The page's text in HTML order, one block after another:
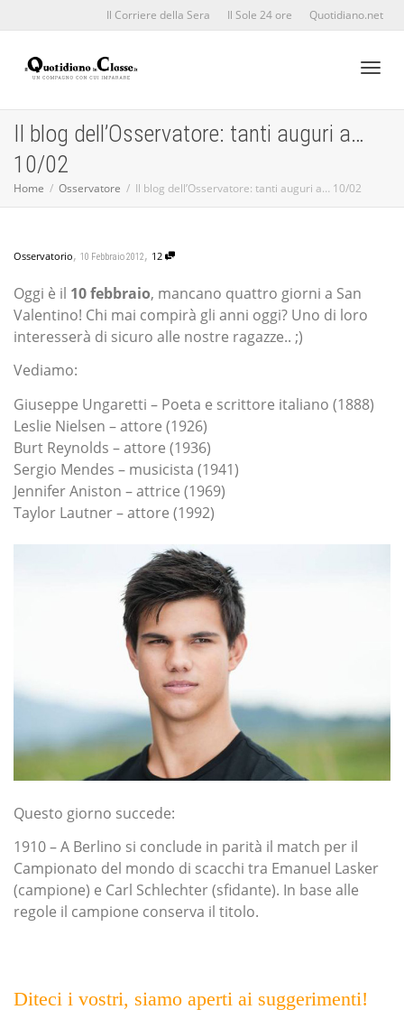
Il Corriere della Sera Il Sole 24 ore Quotidiano.net
Il blog dell’Osservatore: tanti auguri a…
10/02
Home Osservatore Il blog dell’Osservatore: tanti auguri a… 10/02
Osservatorio, 10 Febbraio 2012, 12
Oggi è il 10 febbraio, mancano quattro giorni a San
Valentino! Chi mai compirà gli anni oggi? Uno di loro
interesserà di sicuro alle nostre ragazze.. ;)
Vediamo:
Giuseppe Ungaretti – Poeta e scrittore italiano (1888)
Leslie Nielsen – attore (1926)
Burt Reynolds – attore (1936)
Sergio Mendes – musicista (1941)
Jennifer Aniston – attrice (1969)
Taylor Lautner – attore (1992)
Questo giorno succede:
1910 – A Berlino si conclude in parità il match per il
Campionato del mondo di scacchi tra Emanuel Lasker
(campione) e Carl Schlechter (sfidante). In base alle
regole il campione conserva il titolo.
Diteci i vostri, siamo aperti ai suggerimenti!